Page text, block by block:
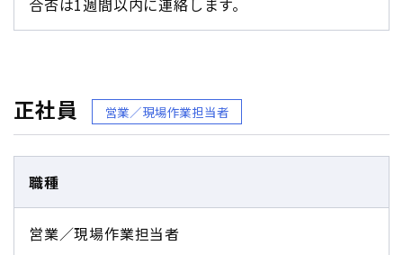
合否は1週間以内に連絡します。
正社員 営業／現場作業担当者
職種
営業／現場作業担当者